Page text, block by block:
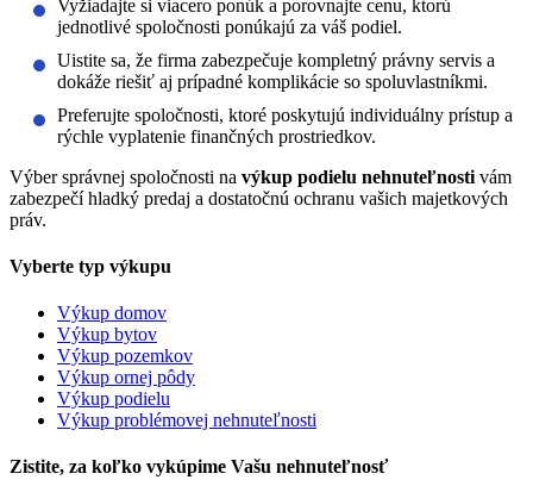
Vyžiadajte si viacero ponúk a porovnajte cenu, ktorú
jednotlivé spoločnosti ponúkajú za váš podiel.
Uistite sa, že firma zabezpečuje kompletný právny servis a
dokáže riešiť aj prípadné komplikácie so spoluvlastníkmi.
Preferujte spoločnosti, ktoré poskytujú individuálny prístup a
rýchle vyplatenie finančných prostriedkov.
Výber správnej spoločnosti na výkup podielu nehnuteľnosti vám
zabezpečí hladký predaj a dostatočnú ochranu vašich majetkových
práv.
Vyberte typ výkupu
Výkup domov
Výkup bytov
Výkup pozemkov
Výkup ornej pôdy
Výkup podielu
Výkup problémovej nehnuteľnosti
Zistite, za koľko vykúpime Vašu nehnuteľnosť